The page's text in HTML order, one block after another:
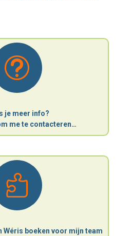
t
je meer info?
me te contacteren…

Wéris boeken voor mijn team